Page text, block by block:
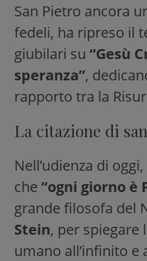
San Pietro ancora
fedeli, ha ripreso il
giubilari su “Gesù
speranza”,
rapporto tra la
La citazione di
Nell’udienza di
che “ogni giorno è
grande filosofa del
Stein, per spiegare
umano all’infinito e